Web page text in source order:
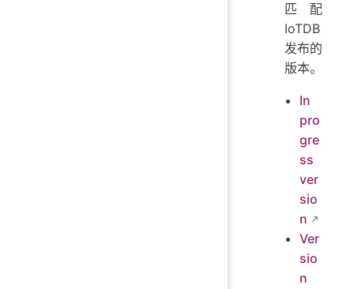
匹配
IoTDB
发布的
版本。
In
pro
gre
ss
ver
sio
n
Ver
sio
n